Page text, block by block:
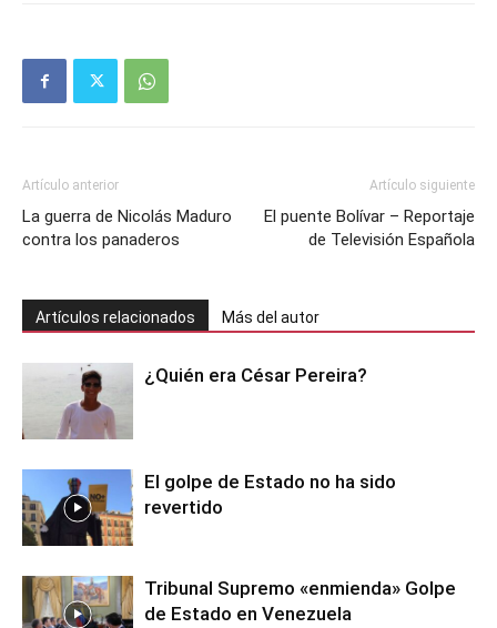
Artículo anterior
La guerra de Nicolás Maduro
contra los panaderos
Artículo siguiente
El puente Bolívar – Reportaje
de Televisión Española
Artículos relacionados Más del autor
¿Quién era César Pereira?
El golpe de Estado no ha sido
revertido
Tribunal Supremo «enmienda» Golpe
de Estado en Venezuela